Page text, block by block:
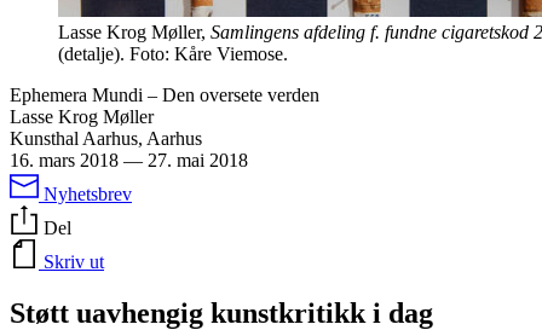
Lasse Krog Møller, Samlingens afdeling f. fundne cigaretskod
(detalje). Foto: Kåre Viemose.
Ephemera Mundi – Den oversete verden
Lasse Krog Møller
Kunsthal Aarhus, Aarhus
16. mars 2018 — 27. mai 2018
Nyhetsbrev
Del
Skriv ut
Støtt uavhengig kunstkritikk i dag